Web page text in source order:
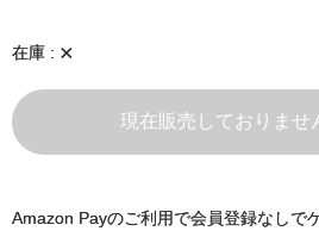
在庫 ×
現在販売しておりませ
Amazon Payのご利用で会員登録なしで